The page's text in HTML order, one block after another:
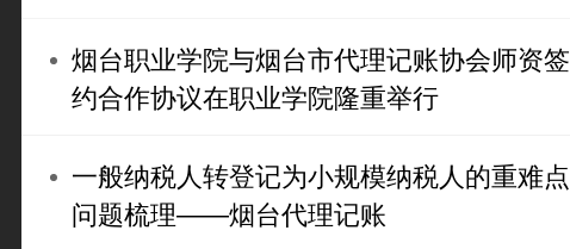
烟台职业学院与烟台市代理记账协会师资签
约合作协议在职业学院隆重举行
一般纳税人转登记为小规模纳税人的重难点
问题梳理——烟台代理记账